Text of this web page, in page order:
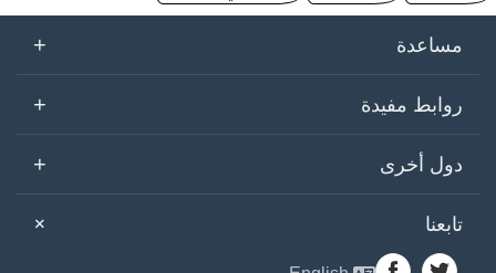
مساعدة +
روابط مفيدة +
دول أخرى +
تابعنا +